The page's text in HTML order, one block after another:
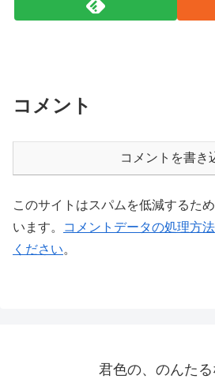
コメント
コメントを書き
このサイトはスパムを低減するた
います。
コメントデータの処理方
ください。
君色の、のんたる